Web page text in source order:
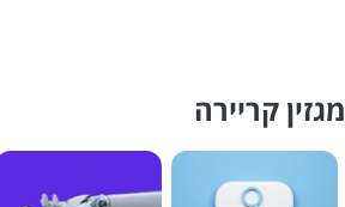
מגזין קריירה